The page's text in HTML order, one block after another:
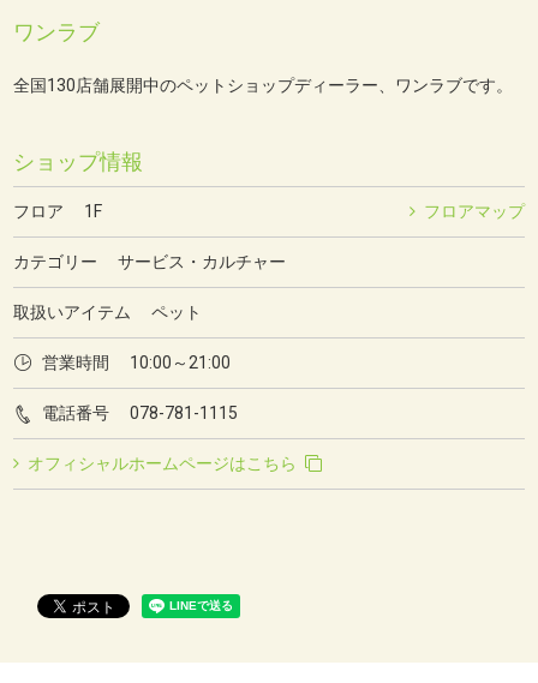
ワンラブ
全国130店舗展開中のペットショップディーラー、ワンラブです。
ショップ情報
フロア 1F フロアマップ
カテゴリー サービス・カルチャー
取扱いアイテム ペット
営業時間 10:00～21:00
電話番号078-781-1115
オフィシャルホームページはこちら